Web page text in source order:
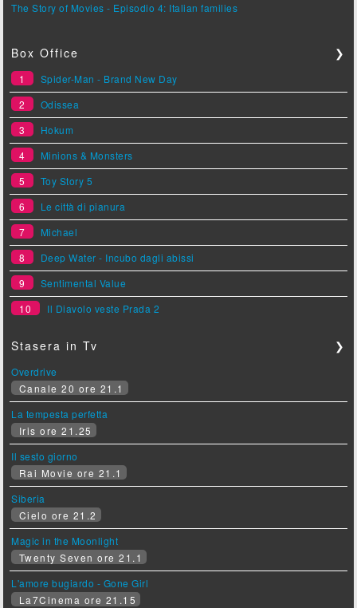
The Story of Movies - Episodio 4: Italian families
Box Office ❯
1
Spider-Man - Brand New Day
2
Odissea
3
Hokum
4
Minions & Monsters
5
Toy Story 5
6
Le città di pianura
7
Michael
8
Deep Water - Incubo dagli abissi
9
Sentimental Value
10
Il Diavolo veste Prada 2
Stasera in Tv ❯
Overdrive
Canale 20 ore 21.1
La tempesta perfetta
Iris ore 21.25
Il sesto giorno
Rai Movie ore 21.1
Siberia
Cielo ore 21.2
Magic in the Moonlight
Twenty Seven ore 21.1
L'amore bugiardo - Gone Girl
La7Cinema ore 21.15